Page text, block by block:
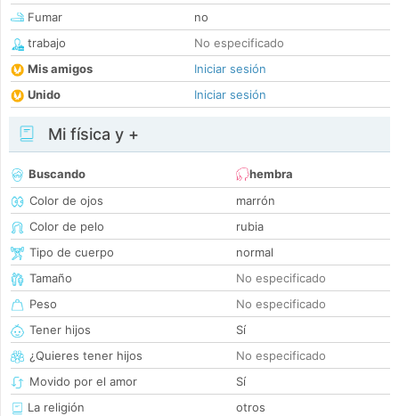
Fumar
no
trabajo
No especificado
Mis amigos
Iniciar sesión
Unido
Iniciar sesión
Mi física y +
Buscando
hembra
Color de ojos
marrón
Color de pelo
rubia
Tipo de cuerpo
normal
Tamaño
No especificado
Peso
No especificado
Tener hijos
Sí
¿Quieres tener hijos
No especificado
Movido por el amor
Sí
La religión
otros